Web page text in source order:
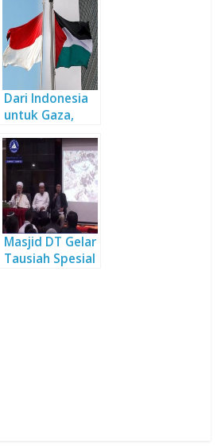
Dari Indonesia
untuk Gaza,
Masjid DT Gelar
Tausiah Spesial